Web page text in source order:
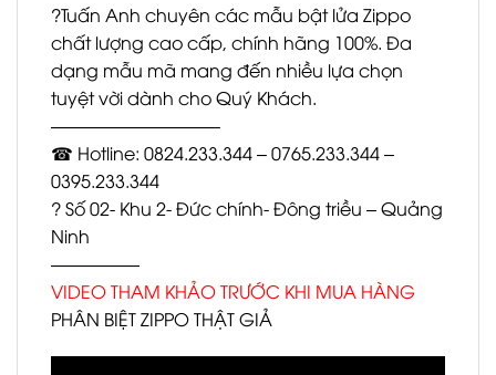
?Tuấn Anh chuyên các mẫu bật lửa Zippo
chất lượng cao cấp, chính hãng 100%. Đa
dạng mẫu mã mang đến nhiều lựa chọn
tuyệt vời dành cho Quý Khách.
—————————–
☎ Hotline: 0824.233.344 – 0765.233.344 –
0395.233.344
? Số 02- Khu 2- Đức chính- Đông triều – Quảng
Ninh
—————
VIDEO THAM KHẢO TRƯỚC KHI MUA HÀNG
PHÂN BIỆT ZIPPO THẬT GIẢ